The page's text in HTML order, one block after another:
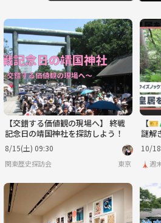
8/27 8/28
火
9/1
水
9/2
木
9/3
【交錯する価値観の現場へ】 終戦
記念日の靖国神社を探訪しよう！
8/15(土) 09:30
関東歴史探訪会 東京
【
謎解
出か
10/
🗼週